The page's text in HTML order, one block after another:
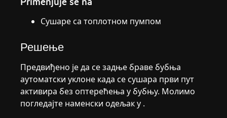
Сушаре са топлотном пумпом
Решење
Предвиђено је да се задње браве бубња
аутоматски уклоне када се сушара први пут
активира без оптерећења у бубњу. Молимо
погледајте наменски одељак у .